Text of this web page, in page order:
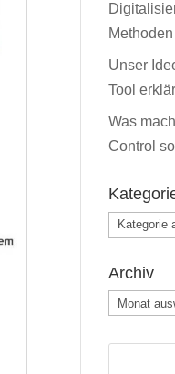
Unser
Tool
Was
Control
Archiv
Archiv